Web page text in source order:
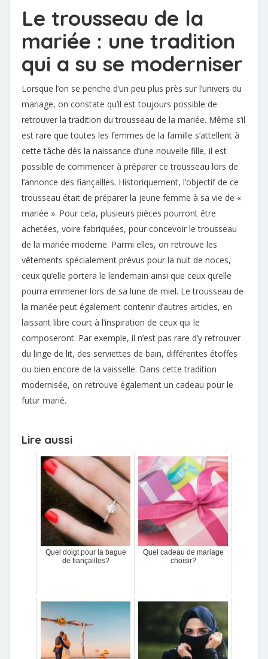
Le trousseau de la
mariée : une tradition
qui a su se moderniser
Lorsque l’on se penche d’un peu plus près sur l’univers du
mariage, on constate qu’il est toujours possible de
retrouver la tradition du trousseau de la mariée. Même s’il
est rare que toutes les femmes de la famille s’attellent à
cette tâche dès la naissance d’une nouvelle fille, il est
possible de commencer à préparer ce trousseau lors de
l’annonce des fiançailles. Historiquement, l’objectif de ce
trousseau était de préparer la jeune femme à sa vie de «
mariée ». Pour cela, plusieurs pièces pourront être
achetées, voire fabriquées, pour concevoir le trousseau
de la mariée moderne. Parmi elles, on retrouve les
vêtements spécialement prévus pour la nuit de noces,
ceux qu’elle portera le lendemain ainsi que ceux qu’elle
pourra emmener lors de sa lune de miel. Le trousseau de
la mariée peut également contenir d’autres articles, en
laissant libre court à l’inspiration de ceux qui le
composeront. Par exemple, il n’est pas rare d’y retrouver
du linge de lit, des serviettes de bain, différentes étoffes
ou bien encore de la vaisselle. Dans cette tradition
modernisée, on retrouve également un cadeau pour le
futur marié.
Lire aussi
Quel doigt pour la bague
de fiançailles?
Quel cadeau de mariage
choisir?